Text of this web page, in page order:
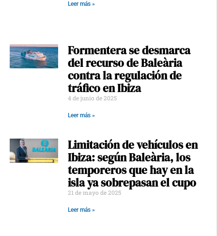
Leer más »
Formentera se desmarca
del recurso de Baleària
contra la regulación de
tráfico en Ibiza
4 de junio de 2025
Leer más »
Limitación de vehículos en
Ibiza: según Baleària, los
temporeros que hay en la
isla ya sobrepasan el cupo
21 de mayo de 2025
Leer más »